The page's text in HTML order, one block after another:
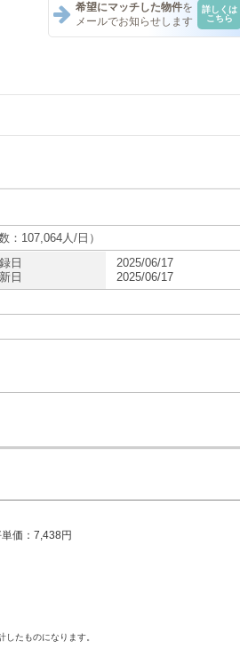
希望にマッチした物件を
メールでお知らせします
詳しくは
こちら
107,064人/日）
日
日
2025/06/17
2025/06/17
価：7,438円
たものになります。